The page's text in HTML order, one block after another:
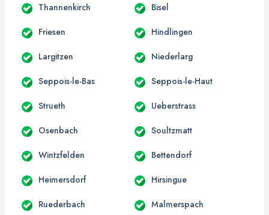
Thannenkirch Bisel
Friesen Hindlingen
Largitzen Niederlarg
Seppois-le-Bas Seppois-le-Haut
Strueth Ueberstrass
Osenbach Soultzmatt
Wintzfelden Bettendorf
Heimersdorf Hirsingue
Ruederbach Malmerspach